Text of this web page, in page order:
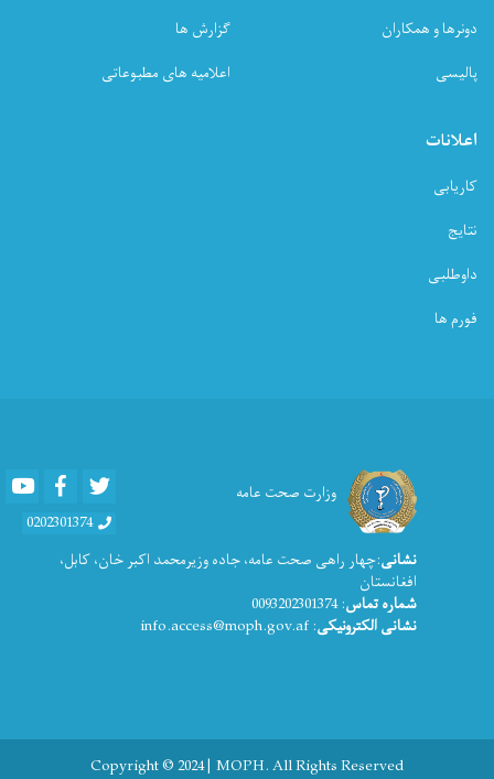
دونرها و همکاران
پالیسی
گزارش ها
اعلامیه های مطبوعاتی
اعلانات
کاریابی
نتایج
داوطلبی
فورم ها
وزارت صحت عامه Youtube Facebook
0202301374
نشانی:چهار راهی صحت عامه، جاده وزیرمحمد اکبر خان، کابل،
افغانستان
شماره تماس: 0093202301374
نشانی الکترونیکی: info.access@moph.gov.af
Copyright © 2024 | MOPH. All Rights Reserved